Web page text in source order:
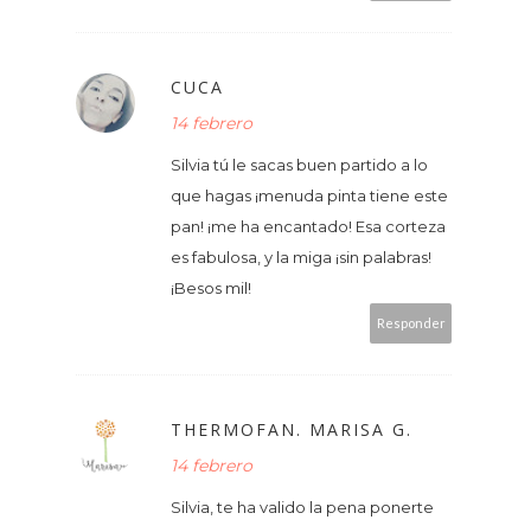
CUCA
14 febrero
Silvia tú le sacas buen partido a lo
que hagas ¡menuda pinta tiene este
pan! ¡me ha encantado! Esa corteza
es fabulosa, y la miga ¡sin palabras!
¡Besos mil!
Responder
THERMOFAN. MARISA G.
14 febrero
Silvia, te ha valido la pena ponerte